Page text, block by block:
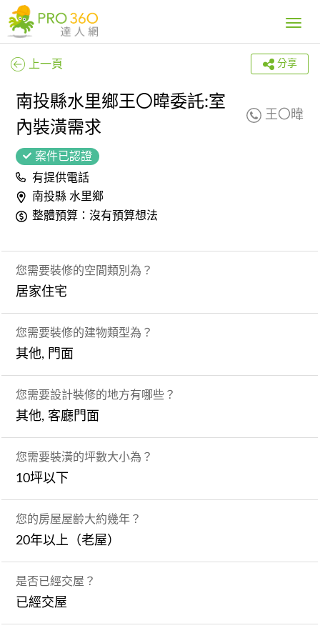
Toggle
上一頁 分享
南投縣水里鄉王〇暐委託:室
內裝潢需求
王〇暐
案件已認證
有提供電話
南投縣 水里鄉
整體預算：沒有預算想法
您需要裝修的空間類別為？
居家住宅
您需要裝修的建物類型為？
其他, 門面
您需要設計裝修的地方有哪些？
其他, 客廳門面
您需要裝潢的坪數大小為？
10坪以下
您的房屋屋齡大約幾年？
20年以上（老屋）
是否已經交屋？
已經交屋